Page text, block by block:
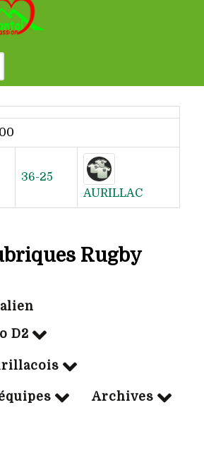
36-25
AURILLAC
Rugby
D2
Archives